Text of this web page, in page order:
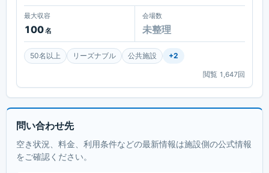
最大収容
100名
会場数
未整理
50名以上 リーズナブル 公共施設 +2
閲覧 1,647回
問い合わせ先
空き状況、料金、利用条件などの最新情報は施設側の公式情報
をご確認ください。